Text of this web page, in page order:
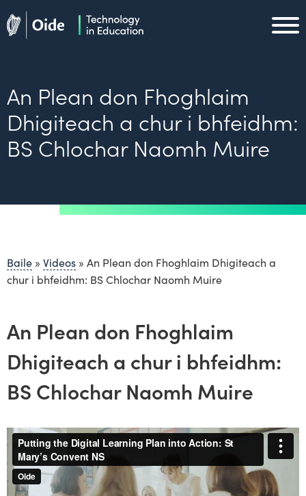
Skip to main content
An Plean don Fhoghlaim
Dhigiteach a chur i bhfeidhm:
BS Chlochar Naomh Muire
Baile » Videos » An Plean don Fhoghlaim Dhigiteach a
chur i bhfeidhm: BS Chlochar Naomh Muire
An Plean don Fhoghlaim
Dhigiteach a chur i bhfeidhm:
BS Chlochar Naomh Muire